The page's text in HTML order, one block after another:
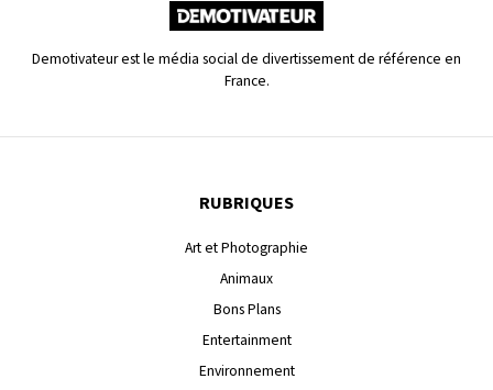
Demotivateur est le média social de divertissement de référence en
France.
RUBRIQUES
Art et Photographie
Animaux
Bons Plans
Entertainment
Environnement